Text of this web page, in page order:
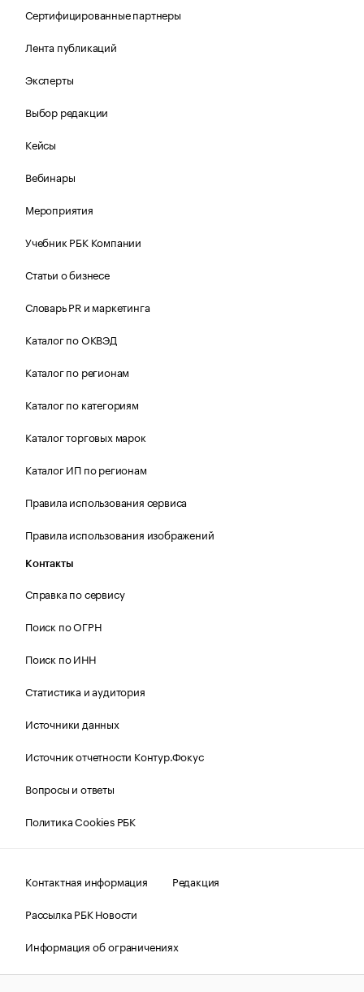
Сертифицированные партнеры
Лента публикаций
Эксперты
Выбор редакции
Кейсы
Вебинары
Мероприятия
Учебник РБК Компании
Статьи о бизнесе
Словарь PR и маркетинга
Каталог по ОКВЭД
Каталог по регионам
Каталог по категориям
Каталог торговых марок
Каталог ИП по регионам
Правила использования сервиса
Правила использования изображений
Контакты
Справка по сервису
Поиск по ОГРН
Поиск по ИНН
Статистика и аудитория
Источники данных
Источник отчетности Контур.Фокус
Вопросы и ответы
Политика Cookies РБК
Контактная информация
Редакция
Рассылка РБК Новости
Информация об ограничениях
Правовая информация
О соблюдении авторских прав